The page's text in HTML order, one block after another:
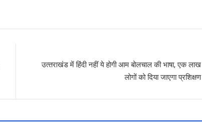
उत्‍तराखंड में हिंदी नहीं ये होगी आम बोलचाल की भाषा, एक लाख
लोगों को दिया जाएगा प्रशिक्षण